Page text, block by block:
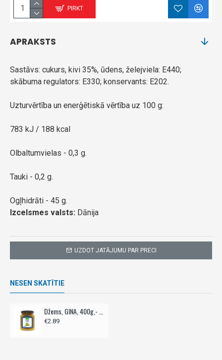
PIRKT
UZDOT JATĀJUMU PAR PRECI
APRAKSTS
Sastāvs: cukurs, kivi 35%, ūdens, želejviela: E440;
skābuma regulators: E330; konservants: E202.
Uzturvērtība un enerģētiskā vērtība uz 100 g:
783 kJ / 188 kcal
Olbaltumvielas - 0,3 g.
Tauki - 0,2 g.
Ogļhidrāti - 45 g.
Izcelsmes valsts: Dānija
NESEN SKATĪTIE
€2.89